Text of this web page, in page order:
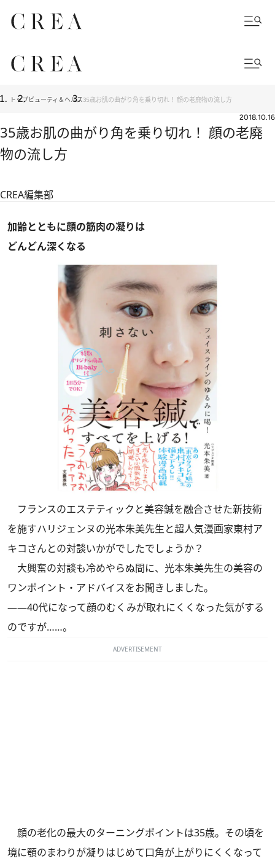
トップビューティ＆ヘルス35歳お肌の曲がり角を乗り切れ！ 顔の老廃物の流し方
2018.10.16
35歳お肌の曲がり角を乗り切れ！ 顔の老廃
物の流し方
CREA編集部
加齢とともに顔の筋肉の凝りは
どんどん深くなる
フランスのエステティックと美容鍼を融合させた新技術
を施すハリジェンヌの光本朱美先生と超人気漫画家東村ア
キコさんとの対談いかがでしたでしょうか？
大興奮の対談も冷めやらぬ間に、光本朱美先生の美容の
ワンポイント・アドバイスをお聞きしました。
――40代になって顔のむくみが取れにくくなった気がする
のですが……。
ADVERTISEMENT
顔の老化の最大のターニングポイントは35歳。その頃を
境に顎のまわりが凝りはじめて口角が上がりにくくなって